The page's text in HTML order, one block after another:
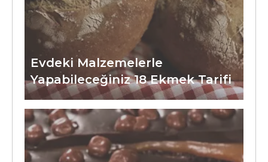
Evdeki Malzemelerle
Yapabileceğiniz 18 Ekmek Tarifi